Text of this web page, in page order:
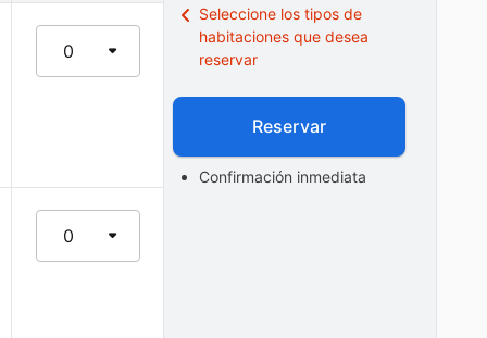
0
0
Seleccione los tipos de
habitaciones que desea
reservar
Reservar
Confirmación inmediata